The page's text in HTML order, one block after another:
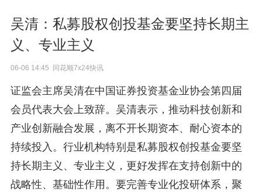
吴清：私募股权创投基金要坚持长期主
义、专业主义
06-06 14:45 同花顺7x24快讯
证监会主席吴清在中国证券投资基金业协会第四届
会员代表大会上致辞。吴清表示，推动科技创新和
产业创新融合发展，离不开长期资本、耐心资本的
持续投入。行业机构特别是私募股权创投基金要坚
持长期主义、专业主义，更好发挥在支持创新中的
战略性、基础性作用。要完善专业化投研体系，聚